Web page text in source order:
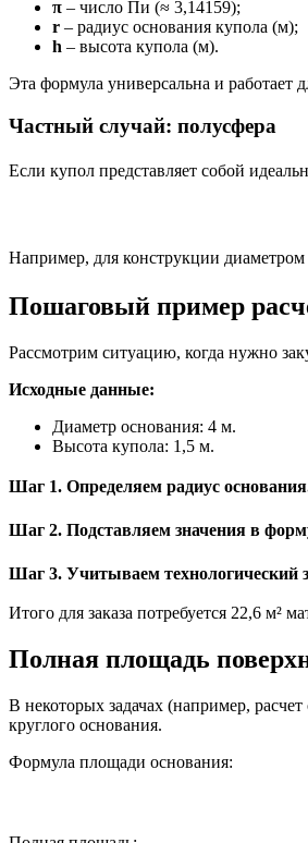
π – число Пи (≈ 3,14159);
r – радиус основания купола (м);
h – высота купола (м).
Эта формула универсальна и
Частный случай: полусфера
Если купол представляет собой
Например, для конструкции
Пошаговый пример
Рассмотрим ситуацию, когда нужно
Исходные данные:
Диаметр основания: 4 м.
Высота купола: 1,5 м.
Шаг 1. Определяем радиус
Шаг 2. Подставляем значения в
Шаг 3. Учитываем технологический
Итого для заказа потребуется 22,6 м²
Полная площадь
В некоторых задачах (например,
круглого основания.
Формула площади основания: